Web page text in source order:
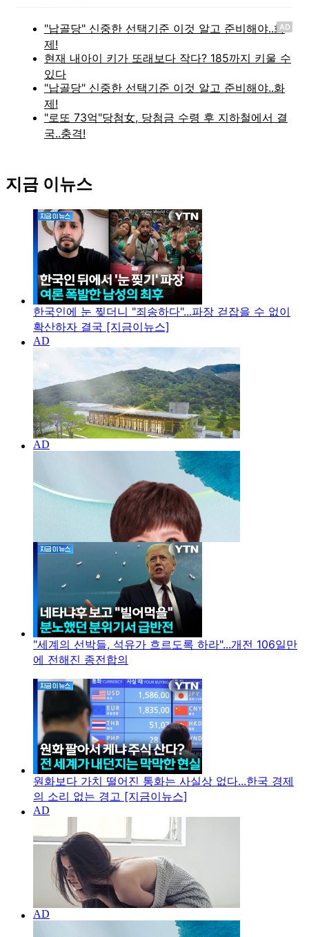
AD
지금 이뉴스
한국인에 눈 찢더니 "죄송하다"...파장 걷잡을 수 없이
확산하자 결국 [지금이뉴스]
"세계의 선박들, 석유가 흐르도록 하라"...개전 106일만
에 전해진 종전합의
원화보다 가치 떨어진 통화는 사실상 없다...한국 경제
의 소리 없는 경고 [지금이뉴스]